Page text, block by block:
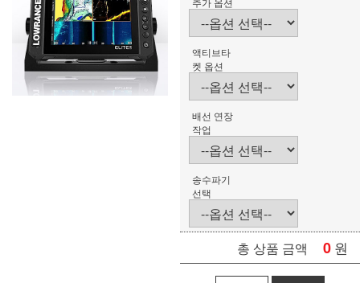
액티브타
켓 옵션
배선 연장
작업
송수파기
선택
총 상품 금액 0 원